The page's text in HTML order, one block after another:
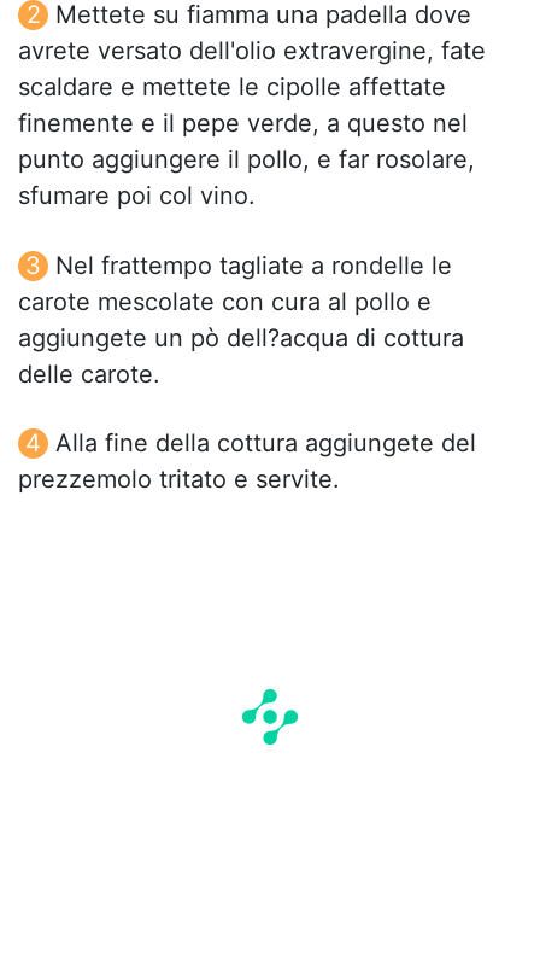
Mettete su fiamma una padella dove
avrete versato dell'olio extravergine, fate
scaldare e mettete le cipolle affettate
finemente e il pepe verde, a questo nel
punto aggiungere il pollo, e far rosolare,
sfumare poi col vino.
Nel frattempo tagliate a rondelle le
carote mescolate con cura al pollo e
aggiungete un pò dell?acqua di cottura
delle carote.
Alla fine della cottura aggiungete del
prezzemolo tritato e servite.